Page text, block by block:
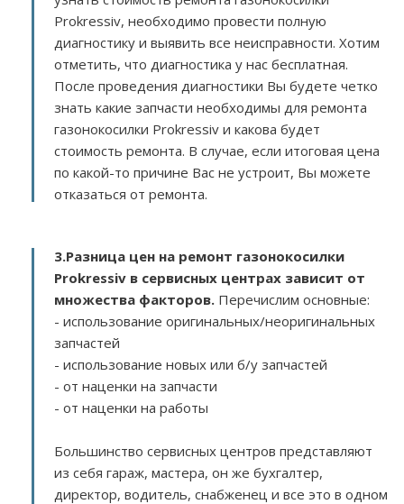
Prokressiv, необходимо провести полную
диагностику и выявить все неисправности. Хотим
отметить, что диагностика у нас бесплатная.
После проведения диагностики Вы будете четко
знать какие запчасти необходимы для ремонта
газонокосилки Prokressiv и какова будет
стоимость ремонта. В случае, если итоговая цена
по какой-то причине Вас не устроит, Вы можете
отказаться от ремонта.
3.Разница цен на ремонт газонокосилки
Prokressiv в сервисных центрах зависит от
множества факторов. Перечислим основные:
- использование оригинальных/неоригинальных
запчастей
- использование новых или б/у запчастей
- от наценки на запчасти
- от наценки на работы
Большинство сервисных центров представляют
из себя гараж, мастера, он же бухгалтер,
директор, водитель, снабженец и все это в одном